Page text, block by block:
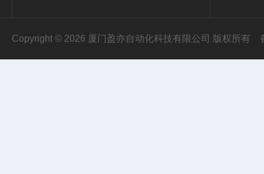
Copyright © 2026 厦门盈亦自动化科技有限公司 版权所有